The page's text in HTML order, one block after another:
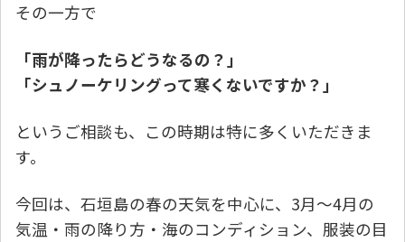
その一方で
「雨が降ったらどうなるの？」
「シュノーケリングって寒くないですか？」
というご相談も、この時期は特に多くいただきま
す。
今回は、石垣島の春の天気を中心に、3月〜4月の
気温・雨の降り方・海のコンディション、服装の目